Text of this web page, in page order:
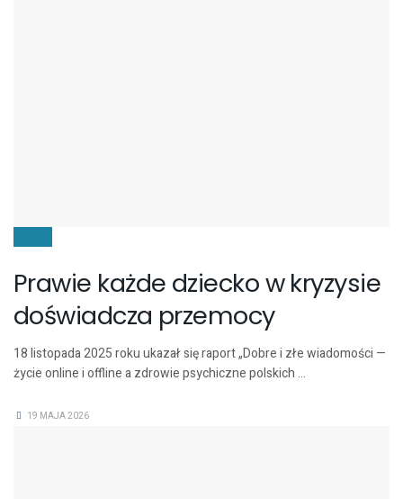
Prawie każde dziecko w kryzysie
doświadcza przemocy
18 listopada 2025 roku ukazał się raport „Dobre i złe wiadomości —
życie online i offline a zdrowie psychiczne polskich ...
19 MAJA 2026